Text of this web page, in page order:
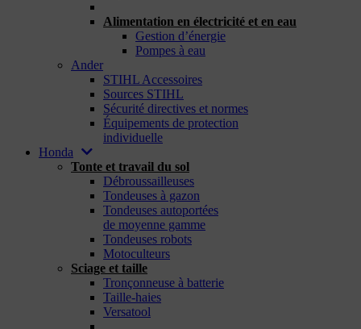
Alimentation en électricité et en eau
Gestion d’énergie
Pompes à eau
Ander
STIHL Accessoires
Sources STIHL
Sécurité directives et normes
Équipements de protection
individuelle
Honda
Tonte et travail du sol
Débroussailleuses
Tondeuses à gazon
Tondeuses autoportées
de moyenne gamme
Tondeuses robots
Motoculteurs
Sciage et taille
Tronçonneuse à batterie
Taille-haies
Versatool